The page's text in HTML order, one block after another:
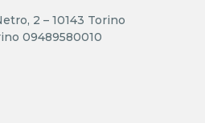
2 – 10143 Torino
09489580010